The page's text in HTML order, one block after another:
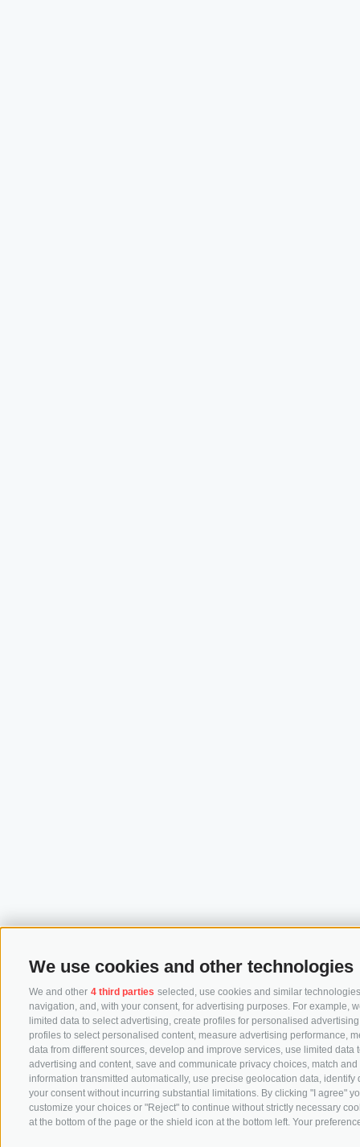
We use cookies and other technologies
We and other 4 third parties selected, use cookies and similar
navigation, and, with your consent, for advertising purposes. For example,
limited data to select advertising, create profiles for personalised
profiles to select personalised content, measure advertising performance,
data from different sources, develop and improve services, use limited
advertising and content, save and communicate privacy choices, match
information transmitted automatically, use precise geolocation data,
your consent without incurring substantial limitations. By clicking "I agree"
customize your choices or "Reject" to continue without strictly necessary
at the bottom of the page or the shield icon at the bottom left. Your